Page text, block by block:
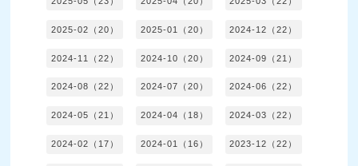
2025-02（20） 2025-01（20） 2024-12（22）
2024-11（22） 2024-10（20） 2024-09（21）
2024-08（22） 2024-07（20） 2024-06（22）
2024-05（21） 2024-04（18） 2024-03（22）
2024-02（17） 2024-01（16） 2023-12（22）